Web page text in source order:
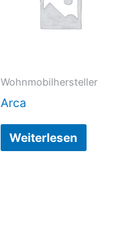
Wohnmobilhersteller
Arca
Weiterlesen